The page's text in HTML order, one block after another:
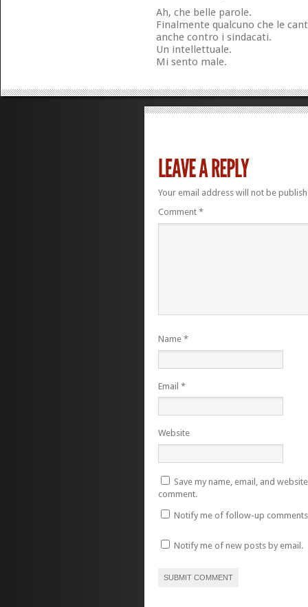
Ah, che belle parole.
Finalmente qualcuno che le
anche contro i sindacati.
Un intellettuale.
Mi sento male.
Your email address will not be
Comment *
Name *
Email *
Website
Save my name, email, and
comment.
Notify me of follow-up
Notify me of new posts by email.